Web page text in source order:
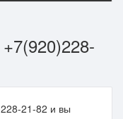
21-82 и вы